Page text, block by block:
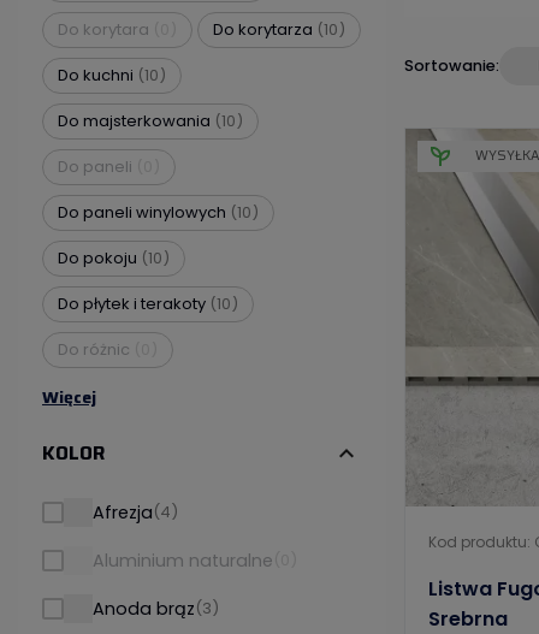
Do korytara
Do korytarza (10)
Do kuchni (10)
Do majsterkowania (10)
Do paneli
Do paneli winylowych (10)
Do pokoju (10)
Do płytek i terakoty (10)
Do różnic
Więcej
KOLOR expand_more
Afrezja(4)
Aluminium naturalne
Anoda brąz(3)
Sortowanie:
Kod produktu:
Listwa
Srebrna